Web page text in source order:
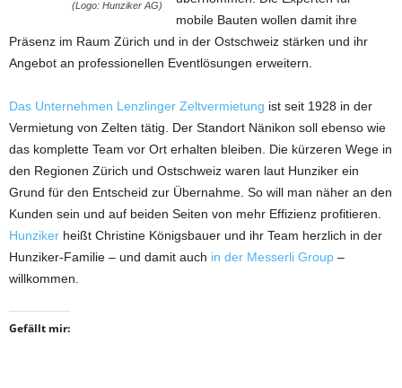
(Logo: Hunziker AG)
mobile Bauten wollen damit ihre
Präsenz im Raum Zürich und in der Ostschweiz stärken und ihr
Angebot an professionellen Eventlösungen erweitern.
Das Unternehmen Lenzlinger Zeltvermietung ist seit 1928 in der
Vermietung von Zelten tätig. Der Standort Nänikon soll ebenso wie
das komplette Team vor Ort erhalten bleiben. Die kürzeren Wege in
den Regionen Zürich und Ostschweiz waren laut Hunziker ein
Grund für den Entscheid zur Übernahme. So will man näher an den
Kunden sein und auf beiden Seiten von mehr Effizienz profitieren.
Hunziker heißt Christine Königsbauer und ihr Team herzlich in der
Hunziker-Familie – und damit auch in der Messerli Group –
willkommen.
Gefällt mir: